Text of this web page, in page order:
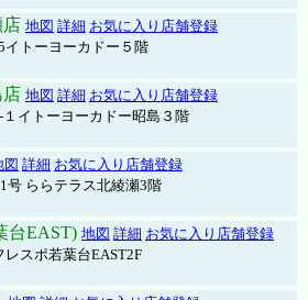
店 地図 詳細 お気に入り店舗登録
イトーヨーカドー５階
店 地図 詳細 お気に入り店舗登録
イトーヨーカドー昭島３階
図 詳細 お気に入り店舗登録
号 ららテラス北綾瀬3階
台EAST) 地図 詳細 お気に入り店舗登録
スポ若葉台EAST2F